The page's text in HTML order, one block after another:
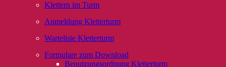
Klettern im Turm
Anmeldung Kletterturm
Warteliste Kletterturm
Formulare zum Download
Benutzungsordnung Kletterturm